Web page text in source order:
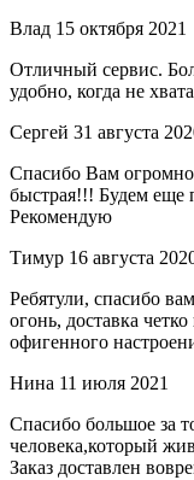
Влад 15 октября 2021
Отличный сервис.
удобно, когда не
Сергей 31 августа
Спасибо Вам
быстрая!!! Будем еще
Рекомендую
Тимур 16 августа
Ребятули, спасибо
огонь, доставка
офигенного
Нина 11 июля 2021
Спасибо большое за
человека,который
Заказ доставлен